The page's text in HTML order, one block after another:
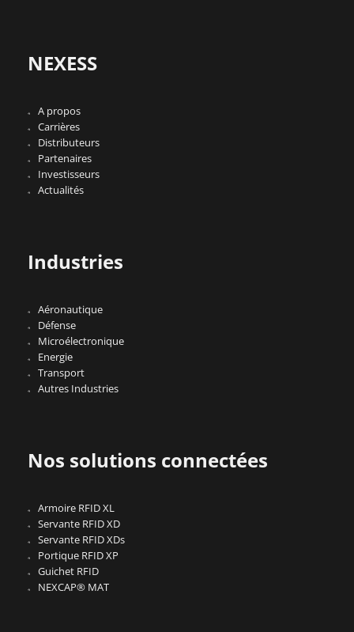
NEXESS
A propos
Carrières
Distributeurs
Partenaires
Investisseurs
Actualités
Industries
Aéronautique
Défense
Microélectronique
Energie
Transport
Autres Industries
Nos solutions connectées
Armoire RFID XL
Servante RFID XD
Servante RFID XDs
Portique RFID XP
Guichet RFID
NEXCAP® MAT